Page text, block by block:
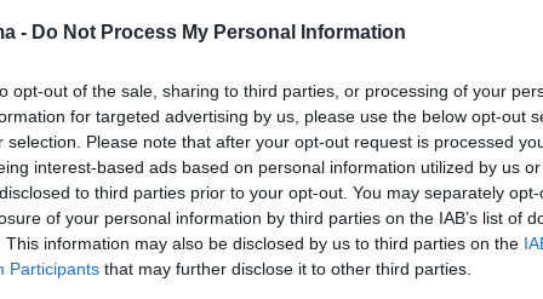
- Do Not Process My Personal Information
opt-out of the sale, sharing to third parties, or processing of your
for targeted advertising by us, please use the below opt-out
selection. Please note that after your opt-out request is processed
interest-based ads based on personal information utilized by us
to third parties prior to your opt-out. You may separately
of your personal information by third parties on the IAB’s list of
This information may also be disclosed by us to third parties on the
Participants that may further disclose it to other third parties.
εκεί. Όταν προγραμματίζουμε για την
ανησυχώ μάλιστα πάρα πολύ. Όταν έχω 100
να διατυπώνουν ισχυρισμούς αντίθετους με
ανησυχώ και οφείλω να εισηγηθώ στην
για να διατηρήσει ακέραια την εθνική
εγκληματώ. Οι εισηγήσεις που κάνουμε